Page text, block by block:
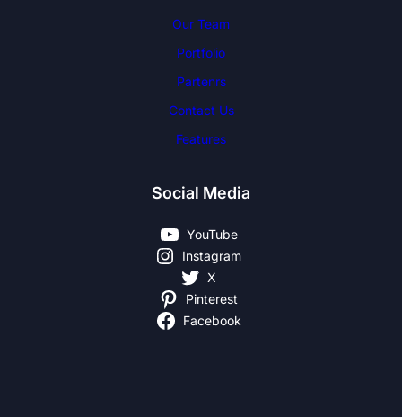
Our Team
Portfolio
Partenrs
Contact Us
Features
Social Media
YouTube
Instagram
X
Pinterest
Facebook